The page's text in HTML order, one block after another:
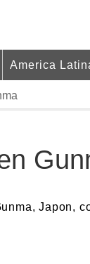
America
Japon,